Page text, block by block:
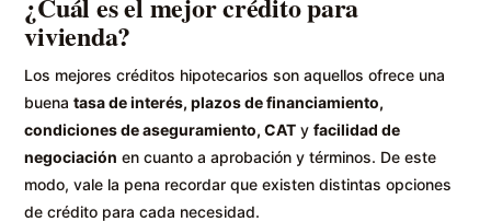
vivienda?
Los mejores créditos hipotecarios son aquellos ofrece una
buenatasa de interés, plazos de financiamiento,
condiciones de aseguramiento, CAT yfacilidad de
negociación en cuanto a aprobación y términos. De este
modo, vale la pena recordar que existen distintas opciones
de crédito para cada necesidad.